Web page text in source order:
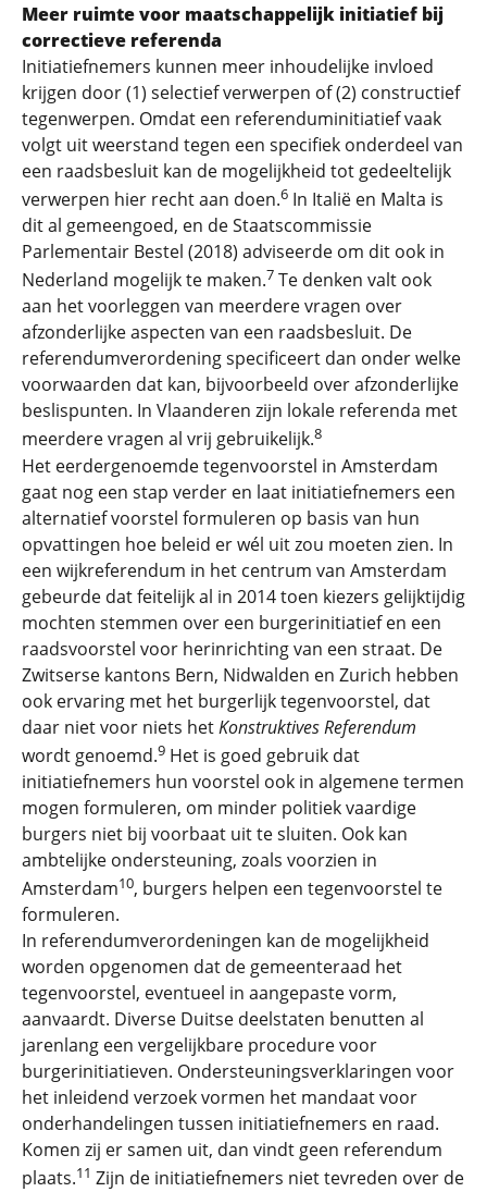
Meer ruimte voor maatschappelijk initiatief bij
correctieve referenda
Initiatiefnemers kunnen meer inhoudelijke invloed
krijgen door (1) selectief verwerpen of (2) constructief
tegenwerpen. Omdat een referenduminitiatief vaak
volgt uit weerstand tegen een spe­­cifiek onderdeel van
een raadsbesluit kan de mogelijkheid tot gedeeltelijk
verwerpen hier recht aan doen.6 In Italië en Malta is
dit al gemeengoed, en de Staatscommissie
Parlementair Bestel (2018) adviseerde om dit ook in
Nederland mogelijk te maken.7 Te denken valt ook
aan het voorleggen van meerdere vragen over
afzonderlijke aspecten van een raadsbesluit. De
referendumverordening specificeert dan onder welke
voorwaarden dat kan, bijvoorbeeld over afzonderlijke
beslispunten. In Vlaanderen zijn lokale referenda met
meerdere vragen al vrij gebruikelijk.8
Het eerdergenoemde tegenvoorstel in Amsterdam
gaat nog een stap verder en laat initiatiefnemers een
alternatief voorstel formuleren op basis van hun
opvattingen hoe beleid er wél uit zou moeten zien. In
een wijkreferendum in het centrum van Amsterdam
gebeurde dat feitelijk al in 2014 toen kiezers gelijktijdig
mochten stemmen over een burgerinitiatief en een
raadsvoorstel voor herinrichting van een straat. De
Zwitserse kantons Bern, Nidwalden en Zurich hebben
ook ervaring met het burgerlijk tegenvoorstel, dat
daar niet voor niets hetKonstruktives Referendum
wordt genoemd.9 Het is goed gebruik dat
initiatiefnemers hun voorstel ook in algemene termen
mogen formuleren, om minder politiek vaardige
burgers niet bij voorbaat uit te sluiten. Ook kan
ambtelijke ondersteuning, zoals voorzien in
Amsterdam10, burgers helpen een tegenvoorstel te
formuleren.
In referendumverordeningen kan de mogelijkheid
worden opgenomen dat de gemeenteraad het
tegenvoorstel, eventueel in aangepaste vorm,
aanvaardt. Diverse Duitse deelstaten benutten al
jarenlang een vergelijkbare procedure voor
burgerinitiatieven. Ondersteuningsverklaringen voor
het inleidend verzoek vormen het mandaat voor
onderhandelingen tussen initiatiefnemers en raad.
Komen zij er samen uit, dan vindt geen referendum
plaats.11 Zijn de initiatiefnemers niet tevreden over de